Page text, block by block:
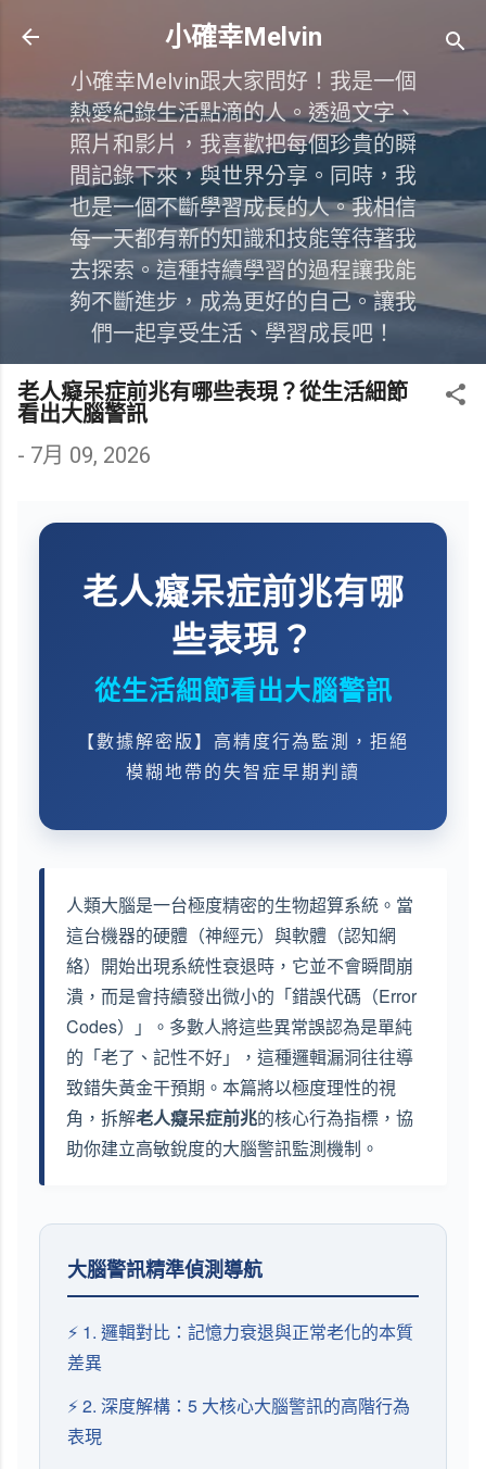
跳到主要內容
小確幸Melvin
小確幸Melvin跟大家問好！我是一個
熱愛紀錄生活點滴的人。透過文字、
照片和影片，我喜歡把每個珍貴的瞬
間記錄下來，與世界分享。同時，我
也是一個不斷學習成長的人。我相信
每一天都有新的知識和技能等待著我
去探索。這種持續學習的過程讓我能
夠不斷進步，成為更好的自己。讓我
們一起享受生活、學習成長吧！
老人癡呆症前兆有哪些表現？從生活細節
看出大腦警訊
- 7月 09, 2026
老人癡呆症前兆有哪
些表現？
從生活細節看出大腦警訊
【數據解密版】高精度行為監測，拒絕
模糊地帶的失智症早期判讀
人類大腦是一台極度精密的生物超算系統。當
這台機器的硬體（神經元）與軟體（認知網
絡）開始出現系統性衰退時，它並不會瞬間崩
潰，而是會持續發出微小的「錯誤代碼（Error
Codes）」。多數人將這些異常誤認為是單純
的「老了、記性不好」，這種邏輯漏洞往往導
致錯失黃金干預期。本篇將以極度理性的視
角，拆解老人癡呆症前兆的核心行為指標，協
助你建立高敏銳度的大腦警訊監測機制。
大腦警訊精準偵測導航
⚡ 1. 邏輯對比：記憶力衰退與正常老化的本質
差異
⚡ 2. 深度解構：5 大核心大腦警訊的高階行為
表現